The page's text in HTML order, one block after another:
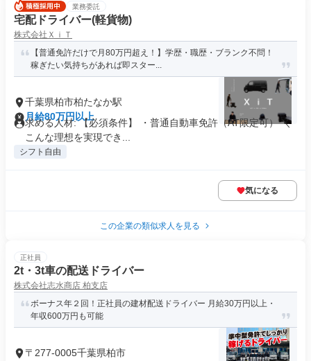
業務委託
宅配ドライバー(軽貨物)
株式会社ＸｉＴ
【普通免許だけで月80万円超え！】学歴・職歴・ブランク不問！
稼ぎたい気持ちがあれば即スター...
千葉県柏市柏たなか駅
月給80万円以上
求める人材: 【必須条件】 ・普通自動車免許（AT限定可） ＼
こんな理想を実現でき...
シフト自由
気になる
この企業の類似求人を見る
正社員
2t・3t車の配送ドライバー
株式会社志水商店 柏支店
ボーナス年２回！正社員の建材配送ドライバー 月給30万円以上・
年収600万円も可能
〒277-0005千葉県柏市